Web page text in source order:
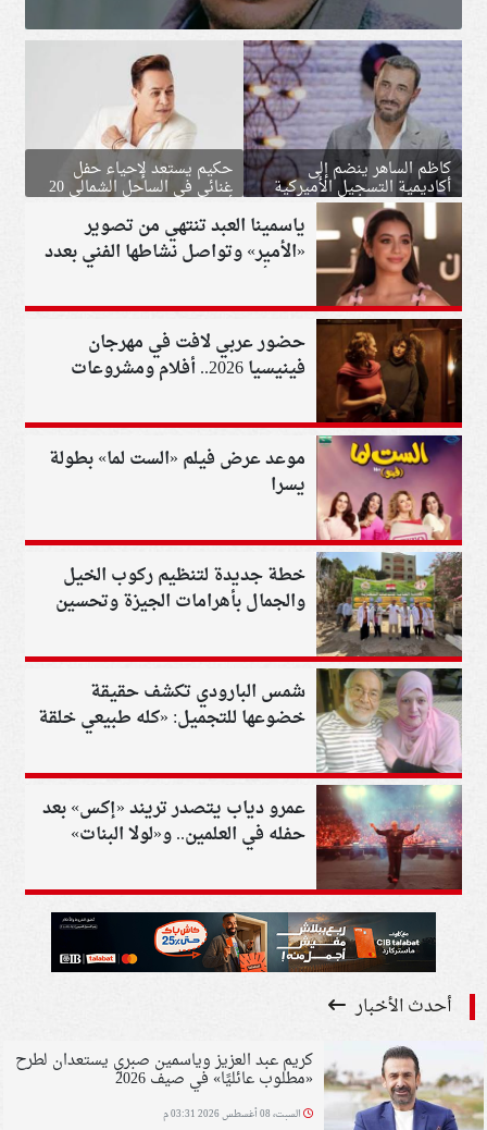
كاظم الساهر ينضم إلى
أكاديمية التسجيل الأميركية
المسؤولة عن جوائز «جرامي»
حكيم يستعد لإحياء حفل
غنائي في الساحل الشمالي 20
أغسطس
ياسمينا العبد تنتهي من تصوير
«الأمير» وتواصل نشاطها الفني بعدد
من الأعمال
حضور عربي لافت في مهرجان
فينيسيا 2026.. أفلام ومشروعات
موعد عرض فيلم «الست لما» بطولة
يسرا
خطة جديدة لتنظيم ركوب الخيل
والجمال بأهرامات الجيزة وتحسين
شمس البارودي تكشف حقيقة
خضوعها للتجميل: «كله طبيعي خلقة
عمرو دياب يتصدر تريند «إكس» بعد
حفله في العلمين.. و«لولا البنات»
تتصدر التريند
أحدث الأخبار
كريم عبد العزيز وياسمين صبري يستعدان لطرح
«مطلوب عائليًا» في صيف 2026
السبت، 08 أغسطس 2026 03:31 م